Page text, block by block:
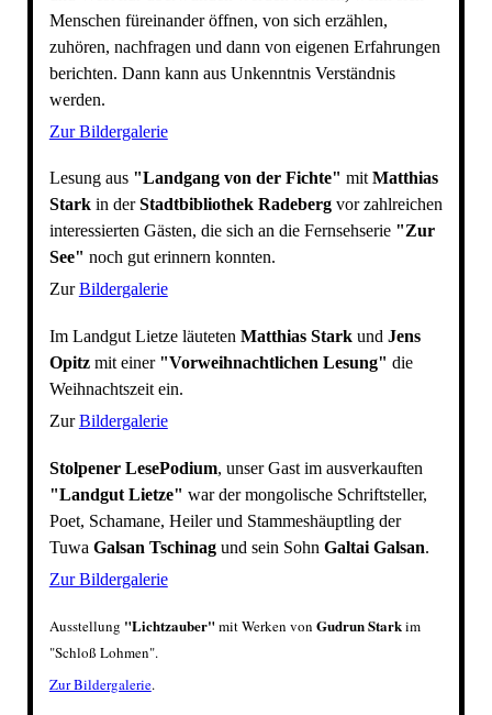
Menschen füreinander öffnen, von sich erzählen,
zuhören, nachfragen und dann von eigenen Erfahrungen
berichten. Dann kann aus Unkenntnis Verständnis
werden.
Zur Bildergalerie
Lesung aus "Landgang von der Fichte" mitMatthias
Starkin derStadtbibliothek Radebergvor zahlreichen
interessierten Gästen, die sich an die Fernsehserie "Zur
See" noch gut erinnern konnten.
ZurBildergalerie
Im Landgut Lietze läuteten Matthias Starkund Jens
Opitzmit einer "Vorweihnachtlichen Lesung" die
Weihnachtszeit ein.
ZurBildergalerie
Stolpener LesePodium, unser Gast im ausverkauften
"Landgut Lietze" war der mongolische Schriftsteller,
Poet, Schamane, Heiler und Stammeshäuptling der
Tuwa Galsan Tschinagund sein Sohn Galtai Galsan.
Zur Bildergalerie
Ausstellung "Lichtzauber" mit Werken von Gudrun Starkim
"Schloß Lohmen".
Zur Bildergalerie.